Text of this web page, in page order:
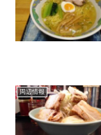
周辺情報